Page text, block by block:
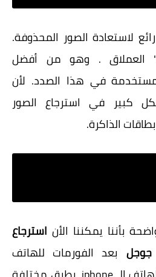
لاستعادة الصور المحذوفة.
العملاق . وهو من أفضل
في هذا الصدد. لأن
كبير في استرجاع الصور
الذاكرة.
بأننا يمكننا الأن استرجاع
بعد الفورمات للهاتف